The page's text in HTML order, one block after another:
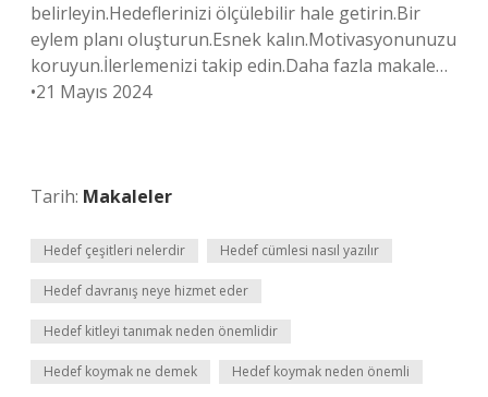
belirleyin.Hedeflerinizi ölçülebilir hale getirin.Bir
eylem planı oluşturun.Esnek kalın.Motivasyonunuzu
koruyun.İlerlemenizi takip edin.Daha fazla makale…
•21 Mayıs 2024
Tarih: Makaleler
Hedef çeşitleri nelerdir Hedef cümlesi nasıl yazılır
Hedef davranış neye hizmet eder
Hedef kitleyi tanımak neden önemlidir
Hedef koymak ne demek Hedef koymak neden önemli